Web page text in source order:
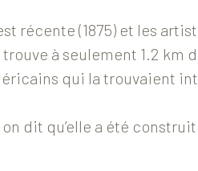
récente (1875) et les
trouve à seulement 1.2
qui la trouvaient
on dit qu’elle a été